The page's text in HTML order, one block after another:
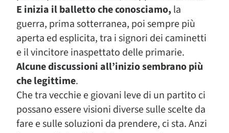
E inizia il balletto che conosciamo, la
guerra, prima sotterranea, poi sempre più
aperta ed esplicita, tra i signori dei caminetti
e il vincitore inaspettato delle primarie.
Alcune discussioni all’inizio sembrano più
che legittime.
Che tra vecchie e giovani leve di un partito ci
possano essere visioni diverse sulle scelte da
fare e sulle soluzioni da prendere, ci sta. Anzi